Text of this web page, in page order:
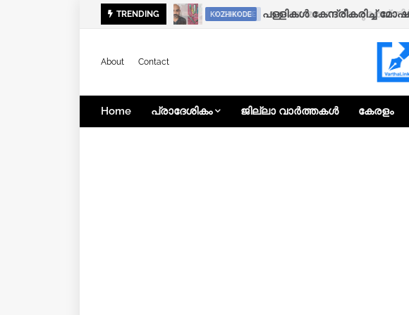
TRENDING KOZHIKODE പള്ളികൾ കേന്ദ്രീകരിച്ച്
KOZHIKODE കനത്ത മഴ: നാദാപുരത്ത്
About Contact
Home പ്രാദേശികം ജില്ലാ വാർത്തകൾ കേരളം